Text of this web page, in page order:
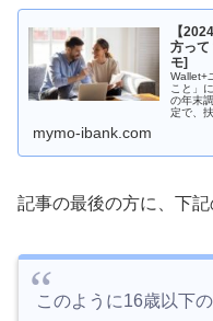
【
方っ
モ]
Wallet+
こと」
の年末
定で、
mymo-ibank.com
記事の最後の方に、下
このように16歳以下